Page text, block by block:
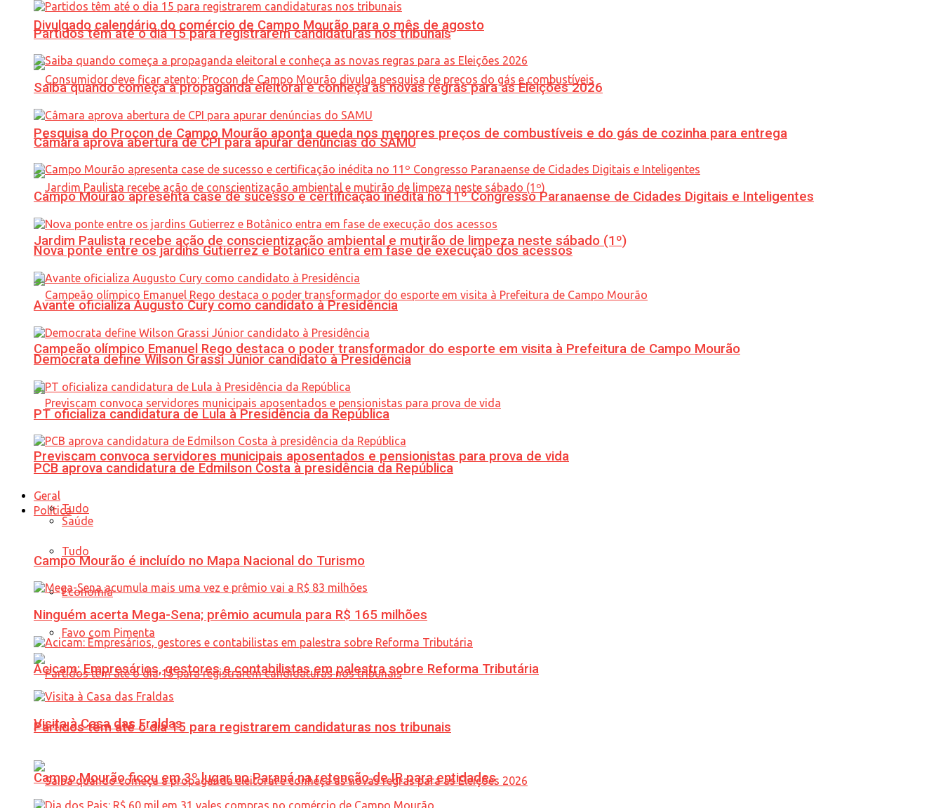
Divulgado calendário do comércio de Campo Mourão para o mês de agosto
Pesquisa do Procon de Campo Mourão aponta queda nos menores preços de combustíveis e do gás de cozinha para entrega
Jardim Paulista recebe ação de conscientização ambiental e mutirão de limpeza neste sábado (1º)
Campeão olímpico Emanuel Rego destaca o poder transformador do esporte em visita à Prefeitura de Campo Mourão
Previscam convoca servidores municipais aposentados e pensionistas para prova de vida
Política
Tudo
Economia
Favo com Pimenta
Partidos têm até o dia 15 para registrarem candidaturas nos tribunais
Partidos têm até o dia 15 para registrarem candidaturas nos tribunais
Saiba quando começa a propaganda eleitoral e conheça as novas regras para as Eleições 2026
Câmara aprova abertura de CPI para apurar denúncias do SAMU
Campo Mourão apresenta case de sucesso e certificação inédita no 11º Congresso Paranaense de Cidades Digitais e Inteligentes
Nova ponte entre os jardins Gutierrez e Botânico entra em fase de execução dos acessos
Avante oficializa Augusto Cury como candidato à Presidência
Democrata define Wilson Grassi Júnior candidato à Presidência
PT oficializa candidatura de Lula à Presidência da República
PCB aprova candidatura de Edmilson Costa à presidência da República
Geral
Tudo
Saúde
Campo Mourão é incluído no Mapa Nacional do Turismo
Ninguém acerta Mega-Sena; prêmio acumula para R$ 165 milhões
Acicam: Empresários, gestores e contabilistas em palestra sobre Reforma Tributária
Visita à Casa das Fraldas
Campo Mourão ficou em 3º lugar no Paraná na retenção de IR para entidades